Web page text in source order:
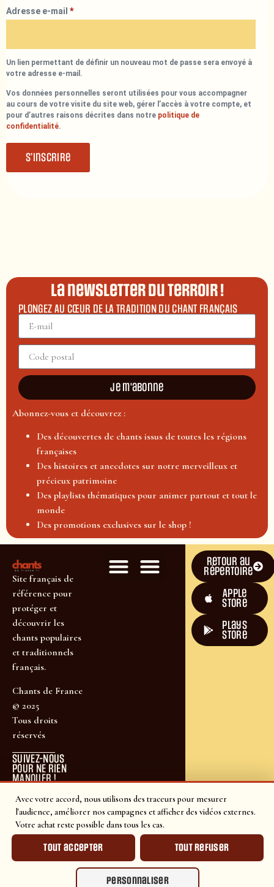
Avec votre accord, nous utilisons des traceurs pour mesurer
l'audience, améliorer nos campagnes et afficher des vidéos externes.
Votre achat reste possible dans tous les cas.
Tout accepter Tout refuser
Personnaliser
Adresse e-mail *
Un lien permettant de définir un nouveau mot de passe sera envoyé à
votre adresse e-mail.
Vos données personnelles seront utilisées pour vous accompagner
au cours de votre visite du site web, gérer l’accès à votre compte, et
pour d’autres raisons décrites dans notre politique de
confidentialité.
S’inscrire
La newsletter du terroir !
PLONGEZ AU CŒUR DE LA TRADITION DU CHANT FRANÇAIS
Je m'abonne
Abonnez-vous et découvrez :
Des découvertes de chants issus de toutes les régions
françaises
Des histoires et anecdotes sur notre merveilleux et
précieux patrimoine
Des playlists thématiques pour animer partout et tout le
monde
Des promotions exclusives sur le shop !
Site français de
référence pour
protéger et
découvrir les
chants populaires
et traditionnels
français.
Chants de France
© 2025
Tous droits
réservés
SUIVEZ-NOUS
POUR NE RIEN
MANQUER !
Retour au
répertoire
Apple
Store
plays
store